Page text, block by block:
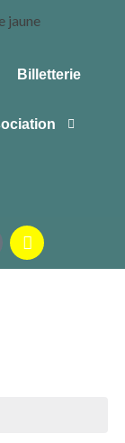
Billetterie